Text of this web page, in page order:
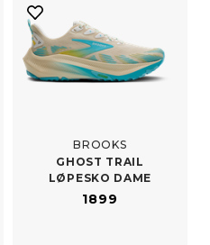
BROOKS
GHOST TRAIL
LØPESKO DAME
1899